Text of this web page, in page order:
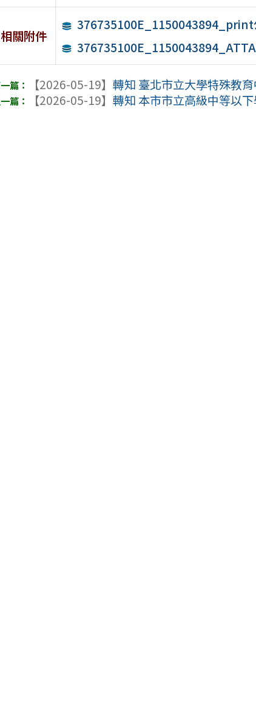
相關附件
376735100E_1150043894_print
【2026-05-19】轉知 臺北市立大學特殊教
【2026-05-19】轉知 本市市立高級中等以